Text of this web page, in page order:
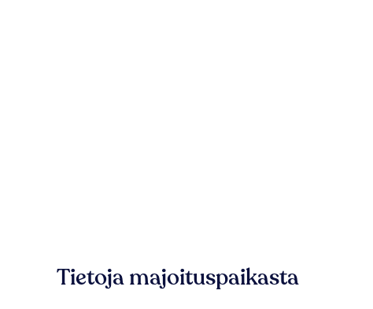
Tietoja majoituspaikasta